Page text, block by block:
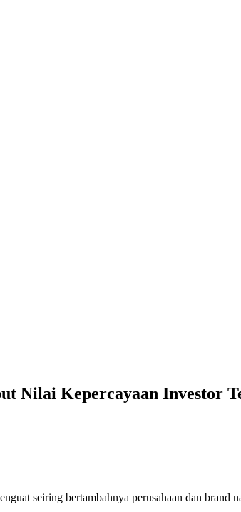
Nilai Kepercayaan Investor
seiring bertambahnya perusahaan dan brand